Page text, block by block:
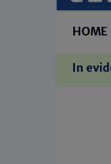
HOME
In